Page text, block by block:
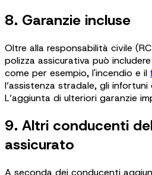
8. Garanzie incluse
Oltre alla responsabilità civile
polizza assicurativa può
come per esempio, l'incendio e il
l’assistenza stradale, gli
L’aggiunta di ulteriori garanzie
9. Altri conducenti
assicurato
A seconda dei conducenti